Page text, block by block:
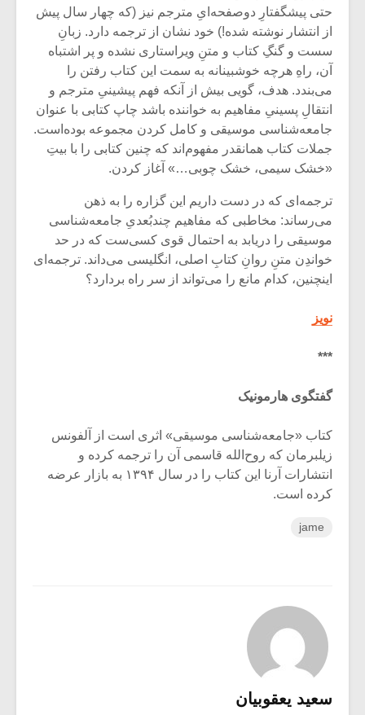
حتی پیشگفتارِ دوصفحه‌ایِ مترجم نیز (که چهار سال پیش
از انتشار نوشته شده!) خود نشان از ترجمه دارد. زبانِ
سست و گنگِ کتاب و متنِ ویراستاری نشده و پر اشتباه
آن، راهِ هرچه خوشبینانه به سمت این کتاب رفتن را
می‌بندد. هدف، گویی بیش از آنکه فهم پیشینیِ مترجم و
انتقالِ پسینیِ مفاهیم به خواننده باشد چاپ کتابی با عنوان
جامعه‌شناسی موسیقی و کامل کردن مجموعه بوده‌‌است.
جملات کتاب همانقدر مفهوم‌اند که چنین کتابی را با بیتِ
«خشک سیمی، خشک چوبی…» آغاز کردن.
ترجمه‌ای که در دست داریم این گزاره را به ذهن
می‌رساند: مخاطبی که مفاهیم چندبُعدیِ جامعه‌شناسی
موسیقی را دریابد به احتمال قوی کسی‌ست که در حد
خواندِن متنِ روانِ کتابِ اصلی، انگلیسی می‌داند. ترجمه‌ای
اینچنین، کدام مانع را می‌تواند از سر راه بردارد؟
نویز
***
گفتگوی هارمونیک
کتاب «جامعه‌شناسی موسیقی» اثری است از آلفونس
زیلبرمان که روح‌الله قاسمی آن را ترجمه کرده و
انتشارات آرنا این کتاب را در سال ۱۳۹۴ به بازار عرضه
کرده است.
jame
سعید یعقوبیان